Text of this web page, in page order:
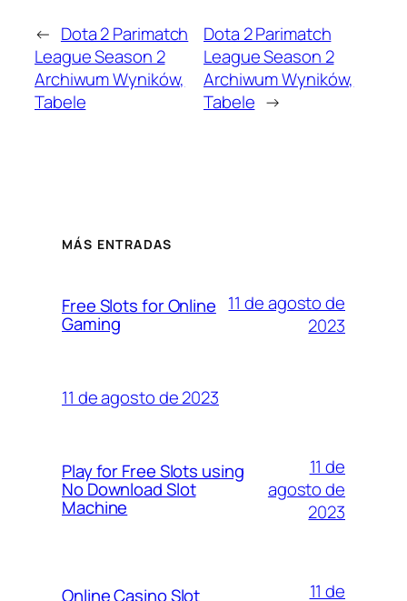
← Dota 2 Parimatch
League Season 2
Archiwum Wyników,
Tabele
Dota 2 Parimatch
League Season 2
Archiwum Wyników,
Tabele →
MÁS ENTRADAS
Free Slots for Online
Gaming
11 de agosto de
2023
11 de agosto de 2023
Play for Free Slots using
No Download Slot
Machine
11 de
agosto de
2023
Online Casino Slot 11 de